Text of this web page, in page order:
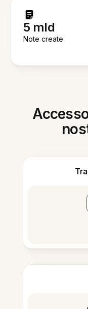
5 mld
Note create